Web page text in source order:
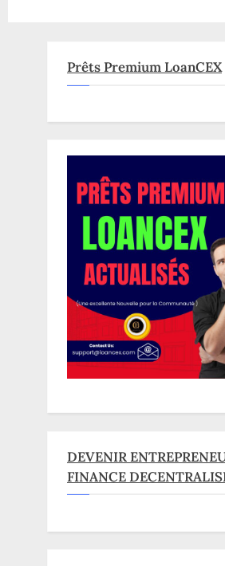
Prêts Premium LoanCEX
DEVENIR
FINANCE